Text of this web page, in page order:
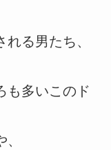
る男たち、
も多いこのド